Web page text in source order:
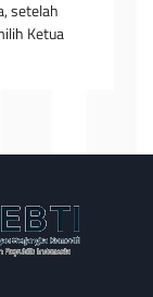
setelah
Ketua